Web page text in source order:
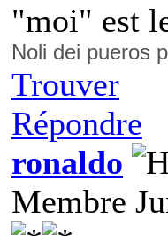
"moi" est
Noli dei pueros
Trouver
Répondre
ronaldo
Membre